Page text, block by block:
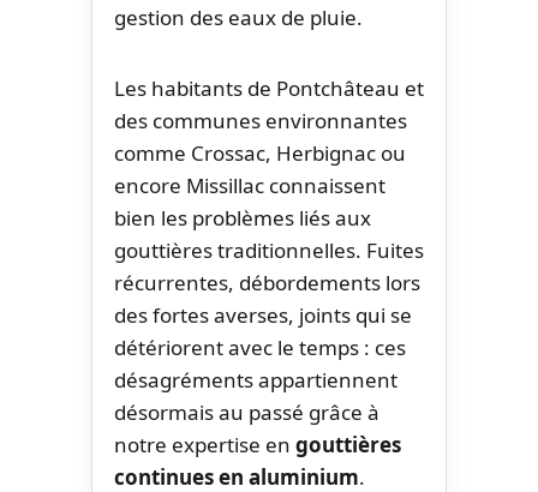
gestion des eaux de pluie.
Les habitants de Pontchâteau et
des communes environnantes
comme Crossac, Herbignac ou
encore Missillac connaissent
bien les problèmes liés aux
gouttières traditionnelles. Fuites
récurrentes, débordements lors
des fortes averses, joints qui se
détériorent avec le temps : ces
désagréments appartiennent
désormais au passé grâce à
notre expertise en gouttières
continues en aluminium.